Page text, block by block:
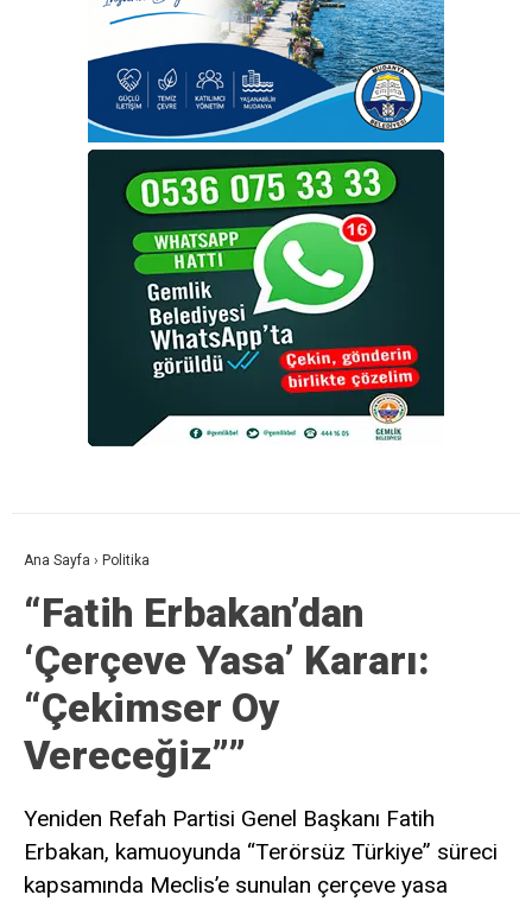
Ana Sayfa › Politika
“Fatih Erbakan’dan
‘Çerçeve Yasa’ Kararı:
“Çekimser Oy
Vereceğiz””
Yeniden Refah Partisi Genel Başkanı Fatih
Erbakan, kamuoyunda “Terörsüz Türkiye” süreci
kapsamında Meclis’e sunulan çerçeve yasa